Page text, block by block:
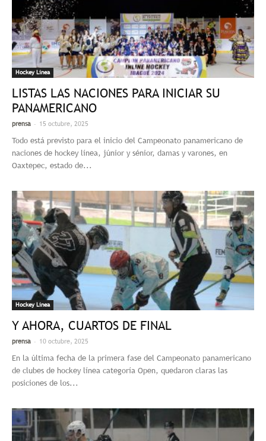
Hockey Linea
LISTAS LAS NACIONES PARA INICIAR SU
PANAMERICANO
prensa - 15 octubre, 2025
Todo está previsto para el inicio del Campeonato panamericano de
naciones de hockey línea, júnior y sénior, damas y varones, en
Oaxtepec, estado de...
Hockey Linea
Y AHORA, CUARTOS DE FINAL
prensa - 10 octubre, 2025
En la última fecha de la primera fase del Campeonato panamericano
de clubes de hockey línea categoría Open, quedaron claras las
posiciones de los...